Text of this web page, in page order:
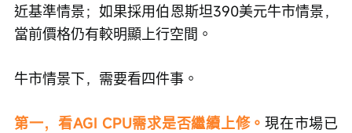
近基準情景；如果採用伯恩斯坦390美元牛市情景，
當前價格仍有較明顯上行空間。
牛市情景下，需要看四件事。
第一，看AGI CPU需求是否繼續上修。現在市場已